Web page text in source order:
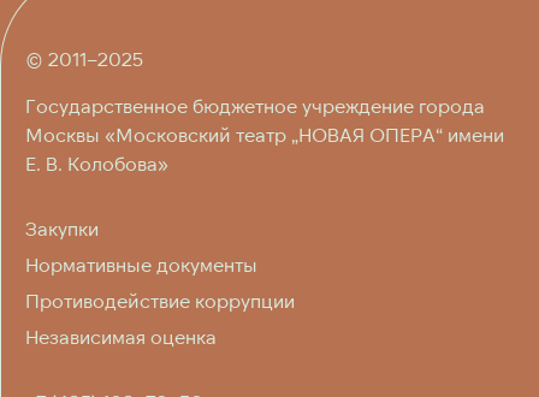
© 2011–2025
Государственное бюджетное учреждение города
Москвы «Московский театр „НОВАЯ ОПЕРА“ имени
Е. В. Колобова»
Закупки
Нормативные документы
Противодействие коррупции
Независимая оценка